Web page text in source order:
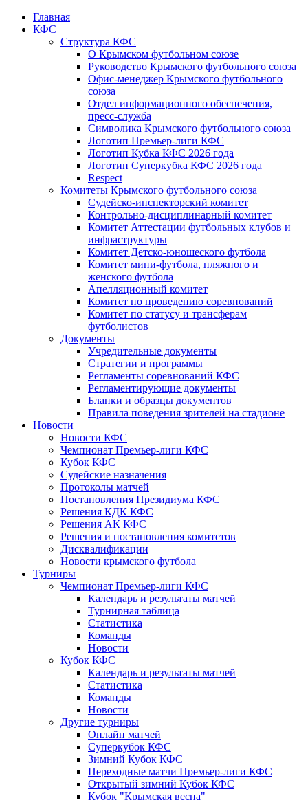
Главная
КФС
Структура КФС
О Крымском футбольном союзе
Руководство Крымского футбольного союза
Офис-менеджер Крымского футбольного
союза
Отдел информационного обеспечения,
пресс-служба
Символика Крымского футбольного союза
Логотип Премьер-лиги КФС
Логотип Кубка КФС 2026 года
Логотип Суперкубка КФС 2026 года
Respect
Комитеты Крымского футбольного союза
Судейско-инспекторский комитет
Контрольно-дисциплинарный комитет
Комитет Аттестации футбольных клубов и
инфраструктуры
Комитет Детско-юношеского футбола
Комитет мини-футбола, пляжного и
женского футбола
Апелляционный комитет
Комитет по проведению соревнований
Комитет по статусу и трансферам
футболистов
Документы
Учредительные документы
Стратегии и программы
Регламенты соревнований КФС
Регламентирующие документы
Бланки и образцы документов
Правила поведения зрителей на стадионе
Новости
Новости КФС
Чемпионат Премьер-лиги КФС
Кубок КФС
Судейские назначения
Протоколы матчей
Постановления Президиума КФС
Решения КДК КФС
Решения АК КФС
Решения и постановления комитетов
Дисквалификации
Новости крымского футбола
Турниры
Чемпионат Премьер-лиги КФС
Календарь и результаты матчей
Турнирная таблица
Статистика
Команды
Новости
Кубок КФС
Календарь и результаты матчей
Статистика
Команды
Новости
Другие турниры
Онлайн матчей
Суперкубок КФС
Зимний Кубок КФС
Переходные матчи Премьер-лиги КФС
Открытый зимний Кубок КФС
Кубок "Крымская весна"